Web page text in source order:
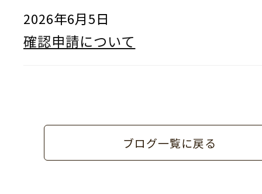
2026年6月5日
確認申請について
ブログ一覧に戻る